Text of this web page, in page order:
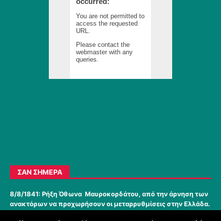
ΣΑΝ ΣΉΜΕΡΑ
8/8/1841: Ρήξη Όθωνα  Μαυροκορδάτου, από την άρνηση των
ανακτόρων να προχωρήσουν οι μεταρρυθμίσεις στην Ελλάδα.